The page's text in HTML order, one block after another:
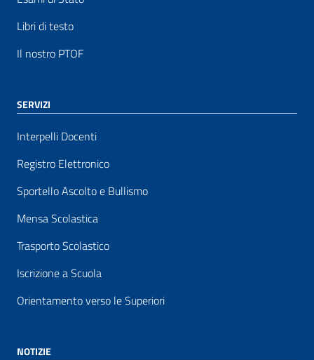
Libri di testo
Il nostro PTOF
SERVIZI
Interpelli Docenti
Registro Elettronico
Sportello Ascolto e Bullismo
Mensa Scolastica
Trasporto Scolastico
Iscrizione a Scuola
Orientamento verso le Superiori
NOTIZIE